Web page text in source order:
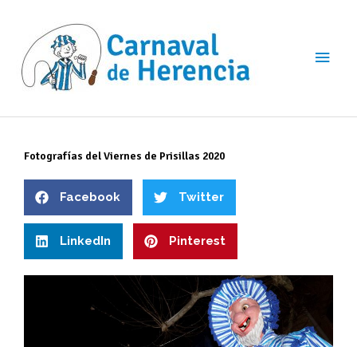
contenido
Fotografías del Viernes de Prisillas 2020
Facebook Twitter
LinkedIn Pinterest